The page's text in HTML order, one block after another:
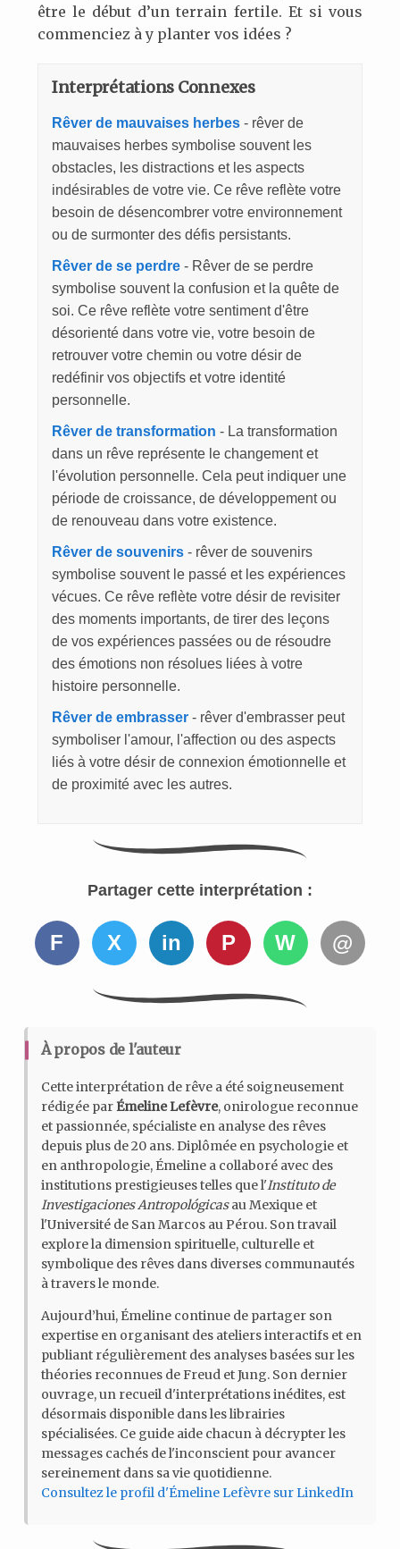
être le début d’un terrain fertile. Et si vous
commenciez à y planter vos idées ?
Interprétations Connexes
Rêver de mauvaises herbes- rêver de
mauvaises herbes symbolise souvent les
obstacles, les distractions et les aspects
indésirables de votre vie. Ce rêve reflète votre
besoin de désencombrer votre environnement
ou de surmonter des défis persistants.
Rêver de se perdre- Rêver de se perdre
symbolise souvent la confusion et la quête de
soi. Ce rêve reflète votre sentiment d'être
désorienté dans votre vie, votre besoin de
retrouver votre chemin ou votre désir de
redéfinir vos objectifs et votre identité
personnelle.
Rêver de transformation - La transformation
dans un rêve représente le changement et
l'évolution personnelle. Cela peut indiquer une
période de croissance, de développement ou
de renouveau dans votre existence.
Rêver de souvenirs- rêver de souvenirs
symbolise souvent le passé et les expériences
vécues. Ce rêve reflète votre désir de revisiter
des moments importants, de tirer des leçons
de vos expériences passées ou de résoudre
des émotions non résolues liées à votre
histoire personnelle.
Rêver de embrasser- rêver d'embrasser peut
symboliser l'amour, l'affection ou des aspects
liés à votre désir de connexion émotionnelle et
de proximité avec les autres.
Partager cette interprétation :
F X in P W @
À propos de l'auteur
Cette interprétation de rêve a été soigneusement
rédigée parÉmeline Lefèvre, onirologue reconnue
et passionnée, spécialiste en analyse des rêves
depuis plus de 20 ans. Diplômée en psychologie et
en anthropologie, Émeline a collaboré avec des
institutions prestigieuses telles que l'Instituto de
Investigaciones Antropológicasau Mexique et
l'Université de San Marcos au Pérou. Son travail
explore la dimension spirituelle, culturelle et
symbolique des rêves dans diverses communautés
à travers le monde.
Aujourd’hui, Émeline continue de partager son
expertise en organisant des ateliers interactifs et en
publiant régulièrement des analyses basées sur les
théories reconnues de Freud et Jung. Son dernier
ouvrage, un recueil d'interprétations inédites, est
désormais disponible dans les librairies
spécialisées. Ce guide aide chacun à décrypter les
messages cachés de l'inconscient pour avancer
sereinement dans sa vie quotidienne.
Consultez le profil d'Émeline Lefèvre sur LinkedIn